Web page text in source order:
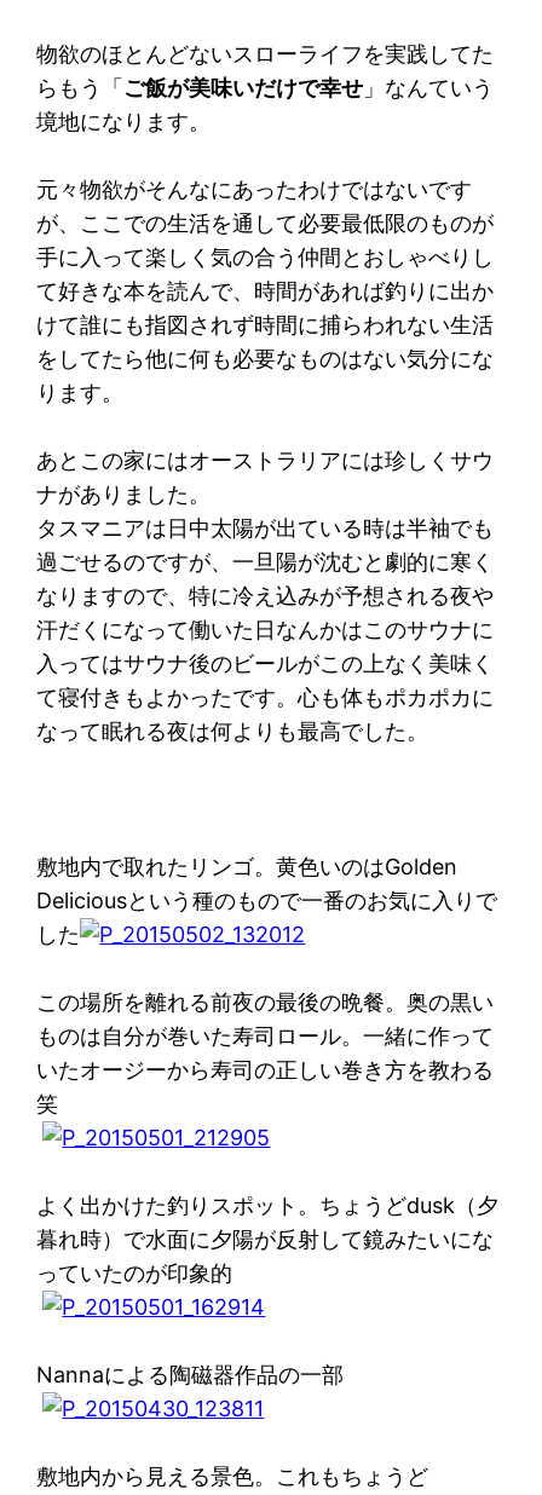
物欲のほとんどないスローライフを実践してた
らもう「ご飯が美味いだけで幸せ 」なんていう
境地になります。
元々物欲がそんなにあったわけではないです
が、ここでの生活を通して必要最低限のものが
手に入って楽しく気の合う仲間とおしゃべりし
て好きな本を読んで、時間があれば釣りに出か
けて誰にも指図されず時間に捕らわれない生活
をしてたら他に何も必要なものはない気分にな
ります。
あとこの家にはオーストラリアには珍しくサウ
ナがありました。
タスマニアは日中太陽が出ている時は半袖でも
過ごせるのですが、一旦陽が沈むと劇的に寒く
なりますので、特に冷え込みが予想される夜や
汗だくになって働いた日なんかはこのサウナに
入ってはサウナ後のビールがこの上なく美味く
て寝付きもよかったです。心も体もポカポカに
なって眠れる夜は何よりも最高でした。
敷地内で取れたリンゴ。黄色いのはGolden
Deliciousという種のもので一番のお気に入りで
した
この場所を離れる前夜の最後の晩餐。奥の黒い
ものは自分が巻いた寿司ロール。一緒に作って
いたオージーから寿司の正しい巻き方を教わる
笑
よく出かけた釣りスポット。ちょうどdusk（夕
暮れ時）で水面に夕陽が反射して鏡みたいにな
っていたのが印象的
Nannaによる陶磁器作品の一部
敷地内から見える景色。これもちょうど